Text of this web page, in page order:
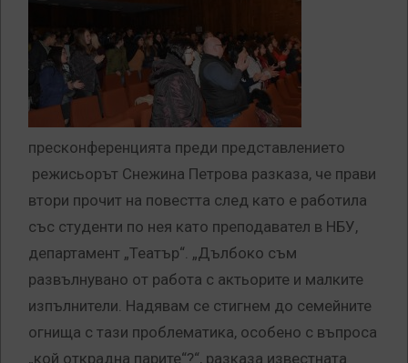
пресконференцията преди представлението
режисьорът Снежина Петрова разказа, че прави
втори прочит на повестта след като е работила
със студенти по нея като преподавател в НБУ,
департамент „Театър“. „Дълбоко съм
развълнувано от работа с актьорите и малките
изпълнители. Надявам се стигнем до семейните
огнища с тази проблематика, особено с въпроса
„кой открадна парите“?“, разказа известната